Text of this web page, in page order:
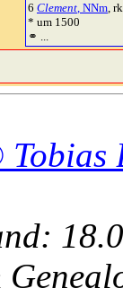
6 Clement, NNm,
* um 1500
⚭ ...